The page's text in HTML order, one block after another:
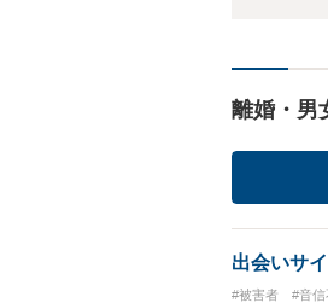
離婚・男
出会いサ
#被害者 #音信